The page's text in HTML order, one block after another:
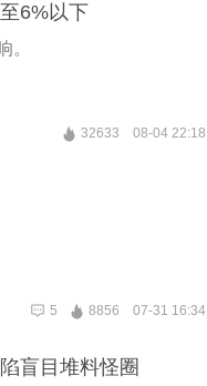
6%以下
。
32633 08-04 22:18
5 8856 07-31 16:34
盲目堆料怪圈